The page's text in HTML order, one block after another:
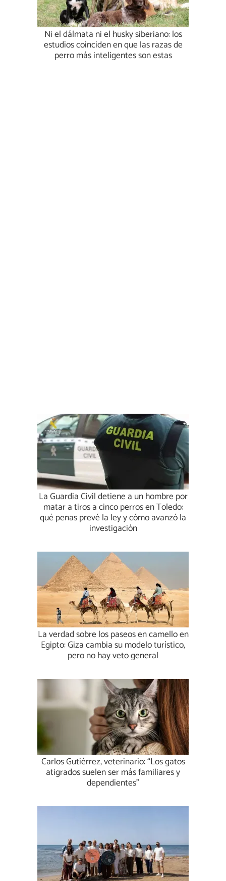
Ni el dálmata ni el husky siberiano: los
estudios coinciden en que las razas de
perro más inteligentes son estas
La Guardia Civil detiene a un hombre por
matar a tiros a cinco perros en Toledo:
qué penas prevé la ley y cómo avanzó la
investigación
La verdad sobre los paseos en camello en
Egipto: Giza cambia su modelo turístico,
pero no hay veto general
Carlos Gutiérrez, veterinario: “Los gatos
atigrados suelen ser más familiares y
dependientes”